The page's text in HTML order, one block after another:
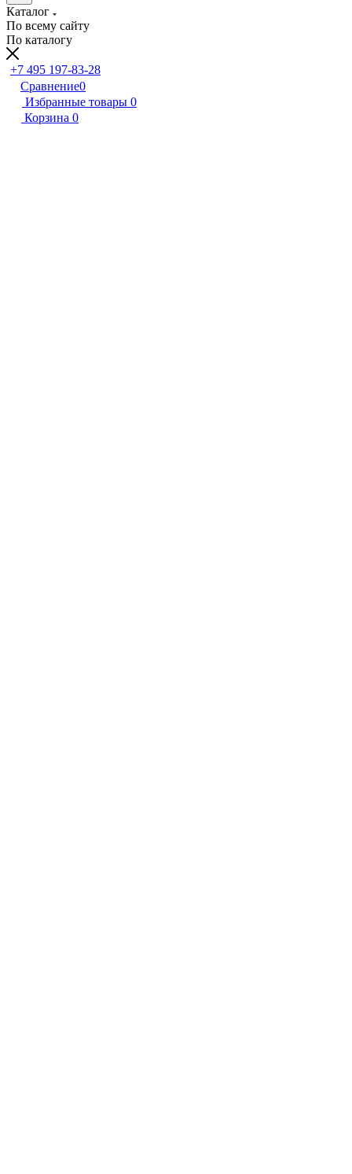
Каталог
По всему сайту
По каталогу
+7 495 197-83-28
Сравнение0
Избранные товары 0
Корзина 0